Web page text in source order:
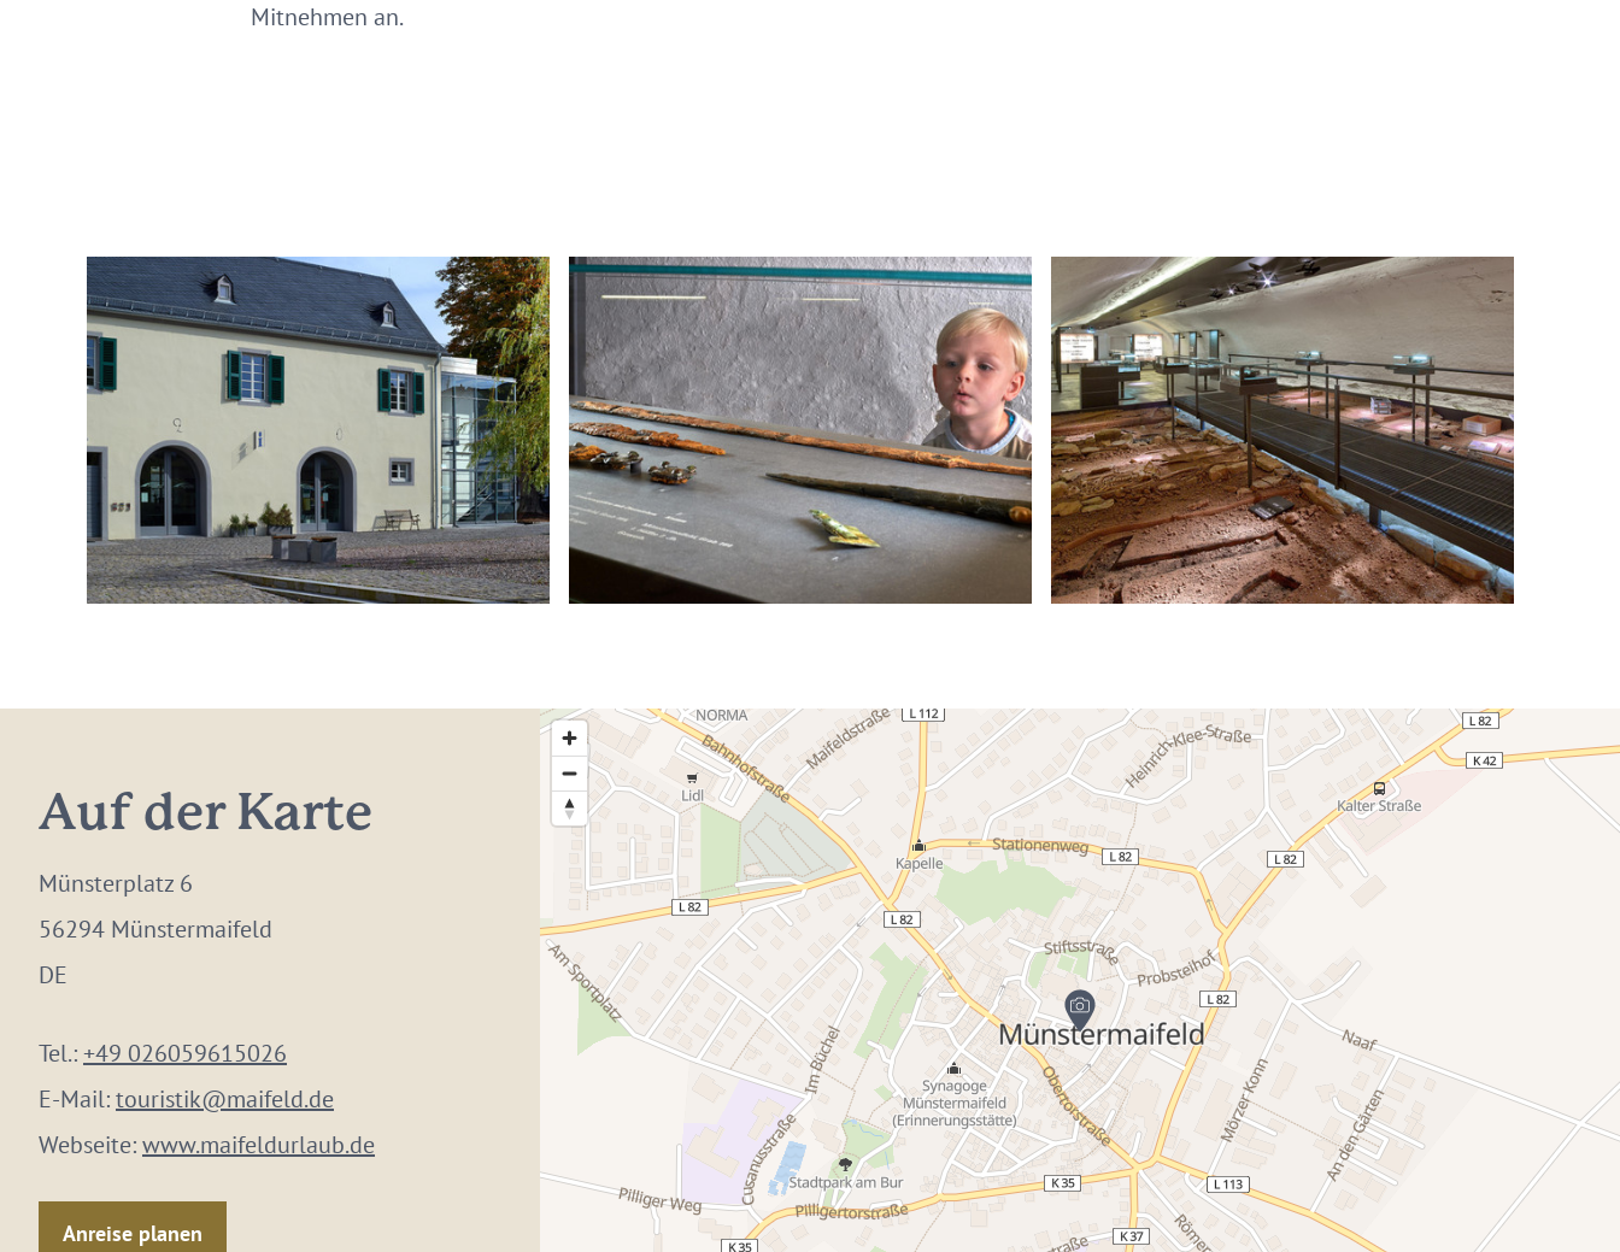
Mitnehmen an.
Auf der Karte
Münsterplatz 6
56294 Münstermaifeld
DE
Tel.:+49 026059615026
E-Mail:touristik@maifeld.de
Webseite:www.maifeldurlaub.de
Anreise planen